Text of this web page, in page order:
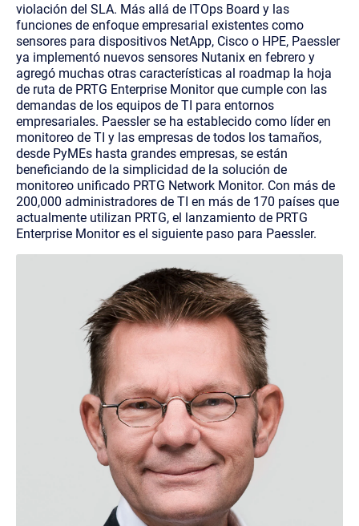
violación del SLA. Más allá de ITOps Board y las
funciones de enfoque empresarial existentes como
sensores para dispositivos NetApp, Cisco o HPE, Paessler
ya implementó nuevos sensores Nutanix en febrero y
agregó muchas otras características al roadmap la hoja
de ruta de PRTG Enterprise Monitor que cumple con las
demandas de los equipos de TI para entornos
empresariales. Paessler se ha establecido como líder en
monitoreo de TI y las empresas de todos los tamaños,
desde PyMEs hasta grandes empresas, se están
beneficiando de la simplicidad de la solución de
monitoreo unificado PRTG Network Monitor. Con más de
200,000 administradores de TI en más de 170 países que
actualmente utilizan PRTG, el lanzamiento de PRTG
Enterprise Monitor es el siguiente paso para Paessler.